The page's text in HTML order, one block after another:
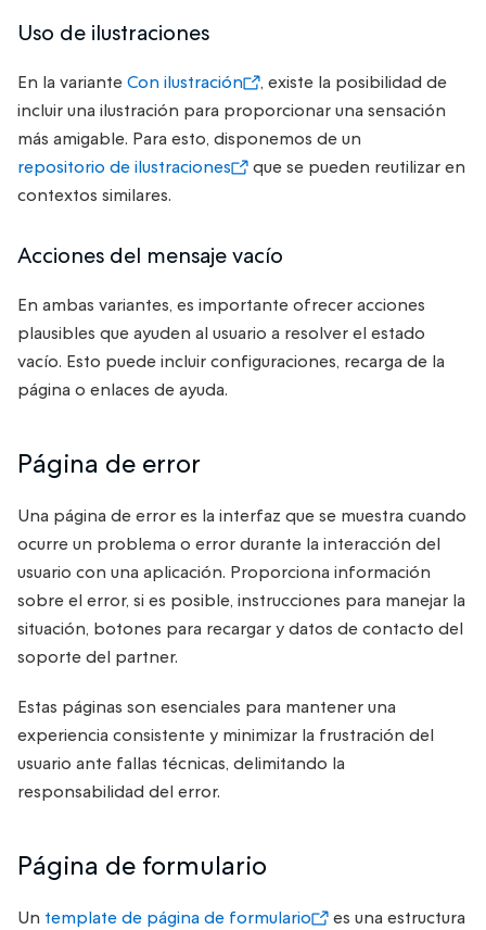
Uso de ilustraciones
En la varianteCon ilustración
, existe la posibilidad de
incluir una ilustración para proporcionar una sensación
más amigable. Para esto, disponemos de un
repositorio de ilustraciones
que se pueden reutilizar en
contextos similares.
Acciones del mensaje vacío
En ambas variantes, es importante ofrecer acciones
plausibles que ayuden al usuario a resolver el estado
vacío. Esto puede incluir configuraciones, recarga de la
página o enlaces de ayuda.
Página de error
Una página de error es la interfaz que se muestra cuando
ocurre un problema o error durante la interacción del
usuario con una aplicación. Proporciona información
sobre el error, si es posible, instrucciones para manejar la
situación, botones para recargar y datos de contacto del
soporte del partner.
Estas páginas son esenciales para mantener una
experiencia consistente y minimizar la frustración del
usuario ante fallas técnicas, delimitando la
responsabilidad del error.
Página de formulario
Un template de página de formulario
es una estructura